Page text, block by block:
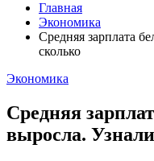
Главная
Экономика
Средняя зарплата
сколько
Экономика
Средняя
выросла.